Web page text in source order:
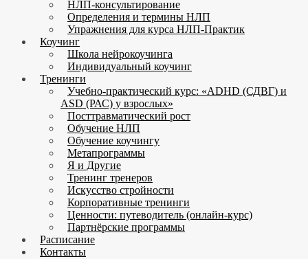
НЛП-консультирование
Определения и термины НЛП
Упражнения для курса НЛП-Практик
Коучинг
Школа нейрокоучинга
Индивидуальный коучинг
Тренинги
Учебно-практический курс: «ADHD (СДВГ) и
ASD (РАС) у взрослых»
Посттравматический рост
Обучение НЛП
Обучение коучингу
Метапрограммы
Я и Другие
Тренинг тренеров
Искусство стройности
Корпоративные тренинги
Ценности: путеводитель (онлайн-курс)
Партнёрские программы
Расписание
Контакты